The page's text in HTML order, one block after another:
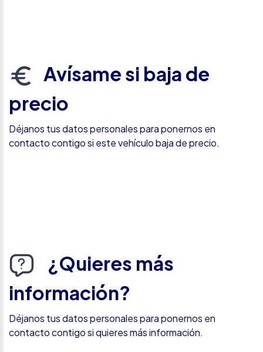
Avísame si baja de
precio
Déjanos tus datos personales para ponernos en
contacto contigo si este vehículo baja de precio.
¿Quieres más
información?
Déjanos tus datos personales para ponernos en
contacto contigo si quieres más información.